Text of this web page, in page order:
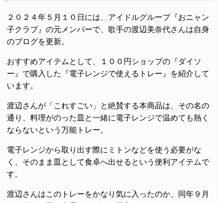
２０２４年５月１０日には、アイドルグループ『おニャン
子クラブ』の元メンバーで、歌手の渡辺美奈代さんは自身
のブログを更新。
おすすめアイテムとして、１００円ショップの『ダイソ
ー』で購入した『電子レンジで使えるトレー』を紹介して
います。
渡辺さんが「これすごい」と絶賛する本商品は、その名の
通り、料理がのった皿と一緒に電子レンジで温めても熱く
ならないという万能トレー。
電子レンジから取り出す際にミトンなどを使う必要がな
く、そのまま皿として食卓へ出せるという便利アイテムで
す。
渡辺さんはこのトレーをかなり気に入ったのか、同年９月